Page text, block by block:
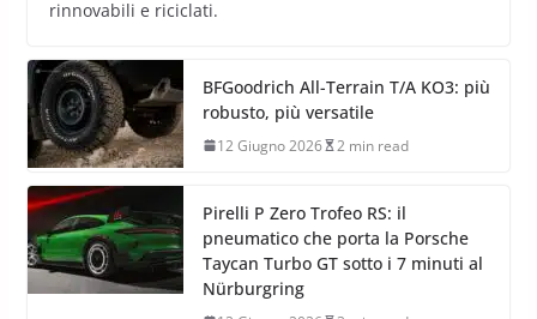
Alla 24 Ore di Le Mans 2026 debutta la nuova gamma
Michelin Pilot Sport Endurance con il 50% di materiali
rinnovabili e riciclati.
BFGoodrich All-Terrain T/A KO3: più
robusto, più versatile
12 Giugno 2026 2 min read